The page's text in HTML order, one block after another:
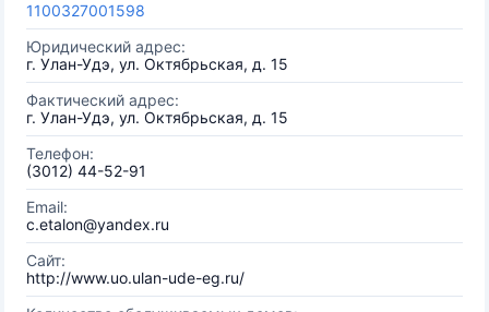
1100327001598
Юридический адрес:
г. Улан-Удэ, ул. Октябрьская, д. 15
Фактический адрес:
г. Улан-Удэ, ул. Октябрьская, д. 15
Телефон:
(3012) 44-52-91
Email:
c.etalon@yandex.ru
Сайт:
http://www.uo.ulan-ude-eg.ru/